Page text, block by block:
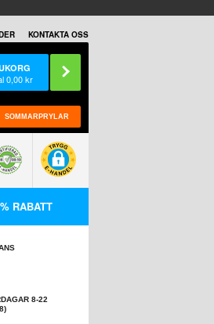
KONTAKTA OSS
0,00kr
SOMMARPRYLAR
RABATT
8-22